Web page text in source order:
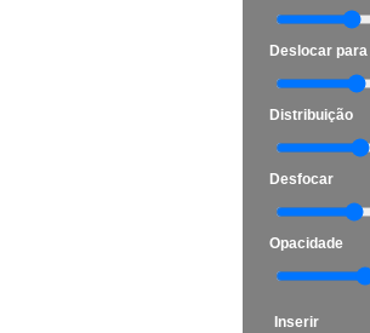
Deslocar
Distribuição
Desfocar
Opacidade
Inserir